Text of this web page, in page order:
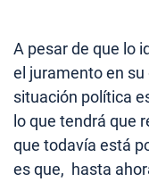
A pesar de que lo
el juramento en
situación política
lo que tendrá que
que todavía está
es que, hasta